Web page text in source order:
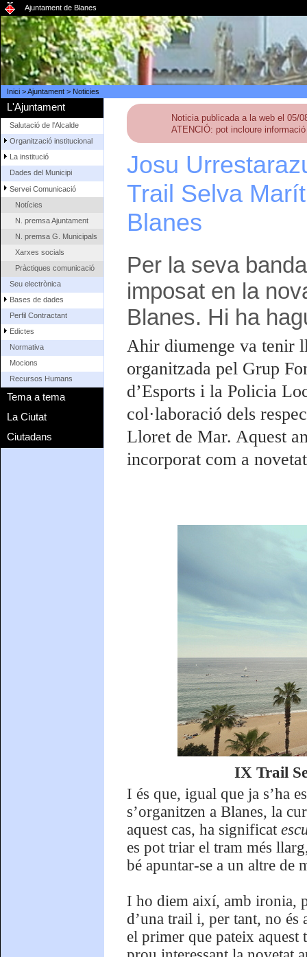
Ajuntament de Blanes
Inici>Ajuntament> Noticies
L'Ajuntament
Salutació de l'Alcalde
Organització institucional
La institució
Dades del Municipi
Servei Comunicació
Notícies
N. premsa Ajuntament
N. premsa G. Municipals
Xarxes socials
Pràctiques comunicació
Seu electrònica
Bases de dades
Perfil Contractant
Edictes
Normativa
Mocions
Recursos Humans
Tema a tema
La Ciutat
Ciutadans
Noticia publicada a la web el 05/
ATENCIÓ: pot incloure
Josu
Trail Selva
Blanes
Per la seva
imposat en la
Blanes. Hi ha
Ahir diumenge va tenir
organitzada pel Grup
d’Esports i la Policia
col·laboració dels
Lloret de Mar. Aquest
incorporat com a
IX Trail
I és que, igual que ja s’ha
s’organitzen a Blanes, la
aquest cas, ha significat
es pot triar el tram més
bé apuntar-se a un altre de
I ho diem així, amb ironia,
d’una trail i, per tant, no és
el primer que pateix aquest